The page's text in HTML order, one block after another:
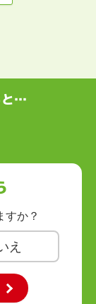
と…
すか？
え